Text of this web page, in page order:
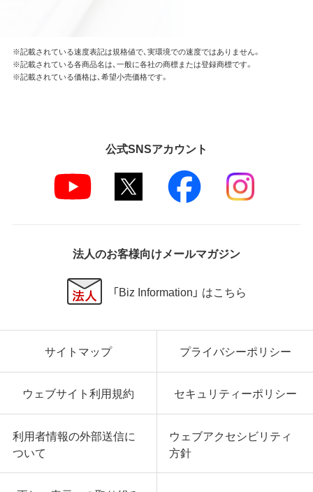
※記載されている速度表記は規格値で、実環境での速度ではありません。
※記載されている各商品名は、一般に各社の商標または登録商標です。
※記載されている価格は、希望小売価格です。
公式SNSアカウント
法人のお客様向けメールマガジン
「Biz Information」 はこちら
サイトマップ プライバシーポリシー
ウェブサイト利用規約 セキュリティーポリシー
利用者情報の外部送信に
ついて
ウェブアクセシビリティ
方針